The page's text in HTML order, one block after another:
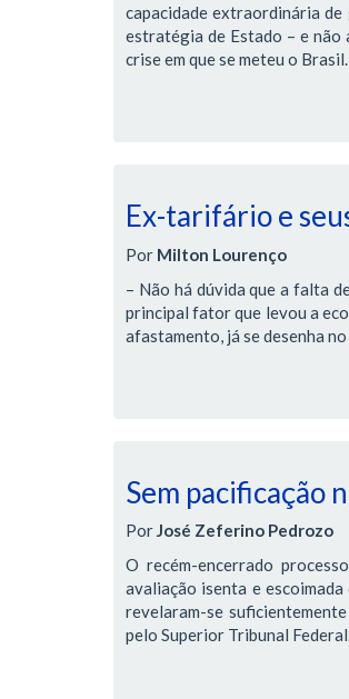
capacidade extraordinária de
estratégia de Estado – e não
crise em que se meteu o Brasil.
Ex-tarifário e
Por Milton Lourenço
– Não há dúvida que a falta
principal fator que levou a
afastamento, já se desenha
Sem pacificação
PorJosé Zeferino Pedrozo
O recém-encerrado
avaliação isenta e
revelaram-se
pelo Superior Tribunal